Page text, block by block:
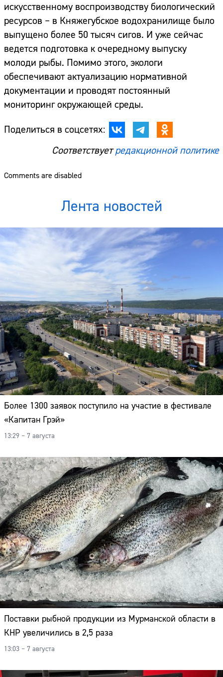
искусственному воспроизводству биологический
ресурсов – в Княжегубское водохранилище было
выпущено более 50 тысяч сигов. И уже сейчас
ведется подготовка к очередному выпуску
молоди рыбы. Помимо этого, экологи
обеспечивают актуализацию нормативной
документации и проводят постоянный
мониторинг окружающей среды.
Поделиться в соцсетях:
Соответствуетредакционной политике
Comments are disabled
Лента новостей
Более 1300 заявок поступило на участие в фестивале
«Капитан Грэй»
13:29 – 7 августа
Поставки рыбной продукции из Мурманской области в
КНР увеличились в 2,5 раза
13:03 – 7 августа